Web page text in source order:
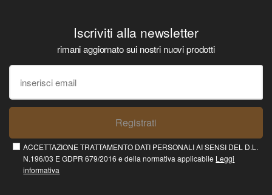
Iscriviti alla newsletter
rimani aggiornato sui nostri nuovi prodotti
Registrati
ACCETTAZIONE TRATTAMENTO DATI PERSONALI AI SENSI DEL D.L.
N.196/03 E GDPR 679/2016 e della normativa applicabile Leggi
informativa